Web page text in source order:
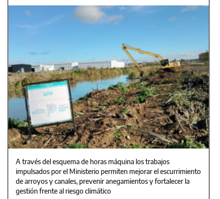
A través del esquema de horas máquina los trabajos
impulsados por el Ministerio permiten mejorar el escurrimiento
de arroyos y canales, prevenir anegamientos y fortalecer la
gestión frente al riesgo climático